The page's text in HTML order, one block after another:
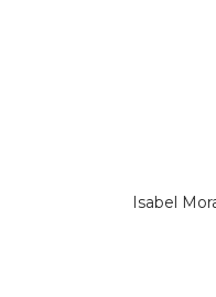
Isabel